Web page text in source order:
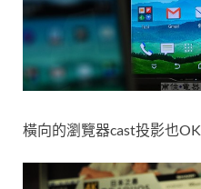
橫向的瀏覽器cast投影也OK